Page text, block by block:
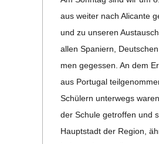
H
M
D
aus wei­ter nach Ali­cante
und zu unse­ren
allen Spa­ni­ern,
men geges­sen. An dem
aus Por­tu­gal
Schü­lern unter­wegs
der Schule getrof­fen und
Haupt­stadt der Region,